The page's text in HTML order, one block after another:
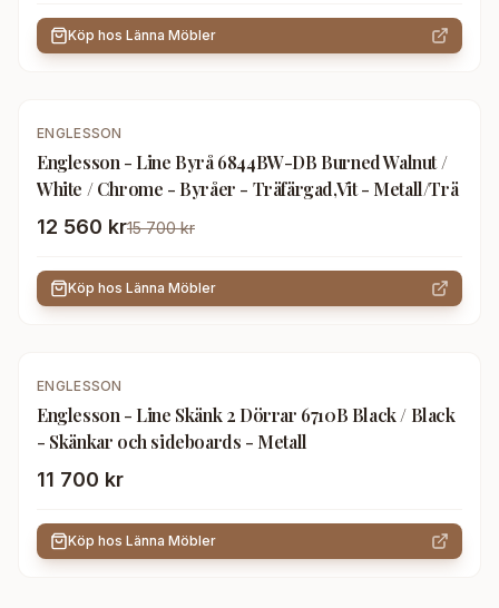
Köp hos Länna Möbler
- 20 %
ENGLESSON
Englesson - Line Byrå 6844BW-DB Burned Walnut /
White / Chrome - Byråer - Träfärgad,Vit - Metall/Trä
12 560 kr15 700 kr
Köp hos Länna Möbler
ENGLESSON
Englesson - Line Skänk 2 Dörrar 6710B Black / Black
- Skänkar och sideboards - Metall
11 700 kr
Köp hos Länna Möbler